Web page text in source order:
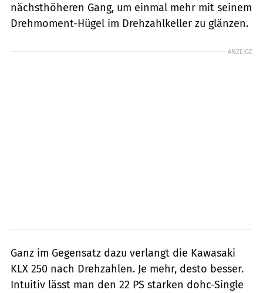
nächsthöheren Gang, um einmal mehr mit seinem
Drehmoment-Hügel im Drehzahlkeller zu glänzen.
ANZEIGE
Ganz im Gegensatz dazu verlangt die Kawasaki
KLX 250 nach Drehzahlen. Je mehr, desto besser.
Intuitiv lässt man den 22 PS starken dohc-Single